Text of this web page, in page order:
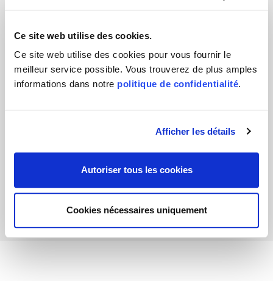
Ce site web utilise des cookies.
Ce site web utilise des cookies pour vous fournir le
meilleur service possible. Vous trouverez de plus amples
informations dans notre politique de confidentialité.
Afficher les détails
Autoriser tous les cookies
Cookies nécessaires uniquement